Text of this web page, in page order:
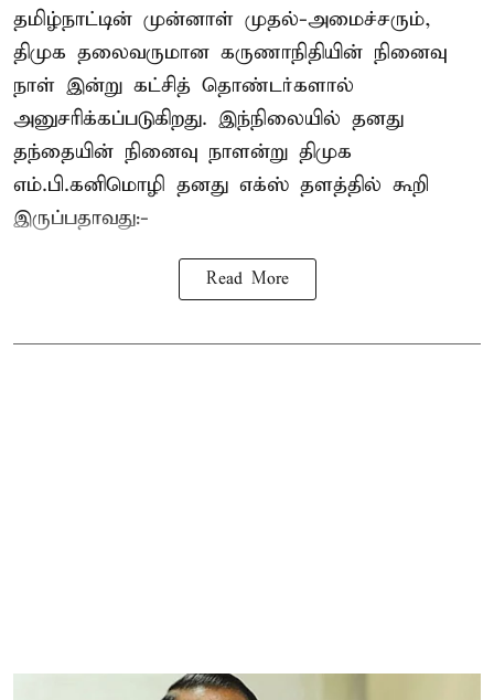
தமிழ்நாட்டின் முன்னாள் முதல்-அமைச்சரும்,
திமுக தலைவருமான கருணாநிதியின் நினைவு
நாள் இன்று கட்சித் தொண்டர்களால்
அனுசரிக்கப்படுகிறது. இந்நிலையில் தனது
தந்தையின் நினைவு நாளன்று திமுக
எம்.பி.கனிமொழி தனது எக்ஸ் தளத்தில் கூறி
இருப்பதாவது:-
Read More